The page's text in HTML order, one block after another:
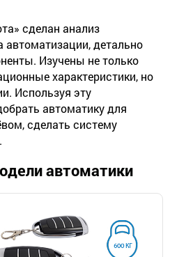
сделан анализ
автоматизации, детально
Изучены не только
характеристики, но
Используя эту
автоматику для
сделать систему
автоматики